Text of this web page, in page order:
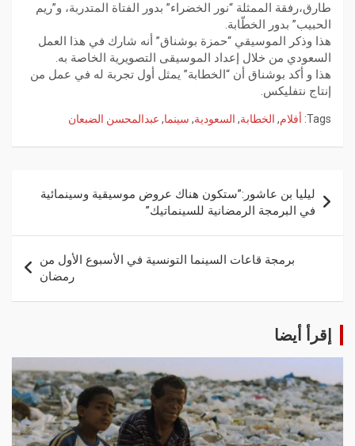
طارق،رفقة الممثلة “نور الخضراء” بدور الفتاة المتدربة، و”ريم
الحبيب” بدور الخطّابة.
هذا وذكر الموسيقي “حمزة بوشناق” أنه شارك في هذا العمل
السعودي من خلال إعداد الموسيقى التصويرية الخاصة به.
هذا و أكد بوشناق أن “الخطابة” يمثل أول تجربة له في عمل من
إنتاج نتفليكس.
Tags: أفلام, الخطابة, السعودية, سينما, عبدالمحسن الضبعان
ليليا بن عاشور:”ستكون هناك عروض موسيقية وسينمائية
في البرمجة الرمضانية للسينماتيك”
برمجة قاعات السينما التونسية في الأسبوع الأول من
رمضان
إقرأ أيضا